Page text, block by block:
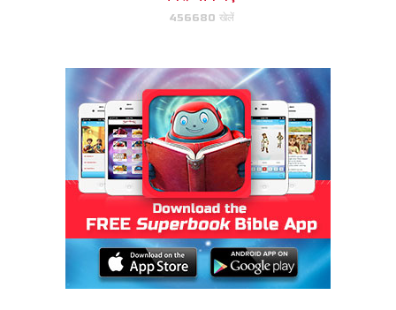
456680 खेलें
केक की तरह? फिर आप केक मेल से प्यार
करेंगे!